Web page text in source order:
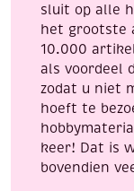
sluit op alle
het grootste
10.000
als voordeel
zodat u niet
hoeft te
keer! Dat is
bovendien